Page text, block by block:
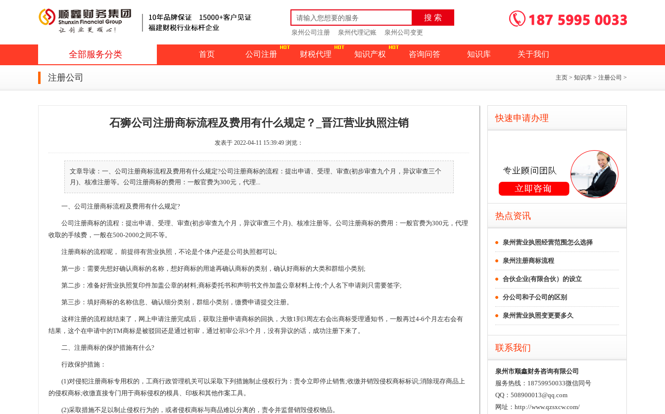
搜 索
泉州公司注册 泉州代理记账 泉州公司变更
全部服务分类 首页 公司注册 财税代理 知识产权 咨询问答 知识库 关于我们
注册公司 主页 > 知识库 > 注册公司 >
石狮公司注册商标流程及费用有什么规定？_晋江营业执照注销
发表于 2022-04-11 15:39:49 浏览：
文章导读：一、公司注册商标流程及费用有什么规定?公司注册商标的流程：提出申请、受理、审查(初步审查九个月，异议审查三个
月)、核准注册等。公司注册商标的费用：一般官费为300元，代理...
一、公司注册商标流程及费用有什么规定?
公司注册商标的流程：提出申请、受理、审查(初步审查九个月，异议审查三个月)、核准注册等。公司注册商标的费用：一般官费为300元，代理
收取的手续费，一般在500-2000之间不等。
注册商标的流程呢， 前提得有营业执照，不论是个体户还是公司执照都可以;
第一步：需要先想好确认商标的名称，想好商标的用途再确认商标的类别，确认好商标的大类和群组小类别;
第二步：准备好营业执照复印件加盖公章的材料;商标委托书和声明书文件加盖公章材料上传;个人名下申请则只需要签字;
第三步：填好商标的名称信息、确认细分类别，群组小类别，缴费申请提交注册。
这样注册的流程就结束了，网上申请注册完成后，获取注册申请商标的回执，大致1到3周左右会出商标受理通知书，一般再过4-6个月左右会有
结果，这个在申请中的TM商标是被驳回还是通过初审，通过初审公示3个月，没有异议的话，成功注册下来了。
二、注册商标的保护措施有什么?
行政保护措施：
(1)对侵犯注册商标专用权的，工商行政管理机关可以采取下列措施制止侵权行为：责令立即停止销售;收缴并销毁侵权商标标识;消除现存商品上
的侵权商标;收缴直接专门用于商标侵权的模具、印板和其他作案工具。
(2)采取措施不足以制止侵权行为的，或者侵权商标与商品难以分离的，责令并监督销毁侵权物品。
快速申请办理
热点资讯
泉州营业执照经营范围怎么选择
泉州注册商标流程
合伙企业(有限合伙）的设立
分公司和子公司的区别
泉州营业执照变更要多久
联系我们
泉州市顺鑫财务咨询有限公司
服务热线：18759950033微信同号
QQ：508900013@qq.com
网址：http://www.qzsxcw.com/